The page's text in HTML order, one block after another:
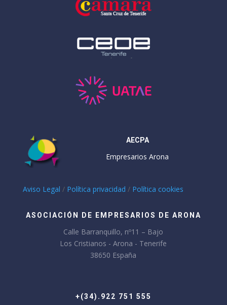
AECPA
Empresarios Arona
Aviso Legal / Política privacidad / Política cookies
ASOCIACIÓN DE EMPRESARIOS DE ARONA
Calle Barranquillo, nº11 – Bajo
Los Cristianos - Arona - Tenerife
38650 España
+(34).922 751 555